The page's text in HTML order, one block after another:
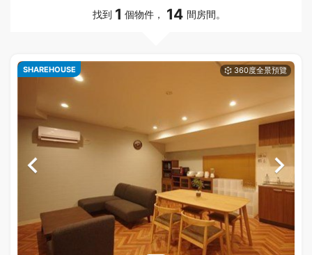
找到 1 個物件， 14 間房間。
SHAREHOUSE